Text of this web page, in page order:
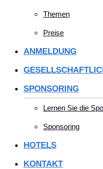
Themen
Preise
ANMELDUNG
SPONSORING
Lernen Sie die
Sponsoring
HOTELS
KONTAKT